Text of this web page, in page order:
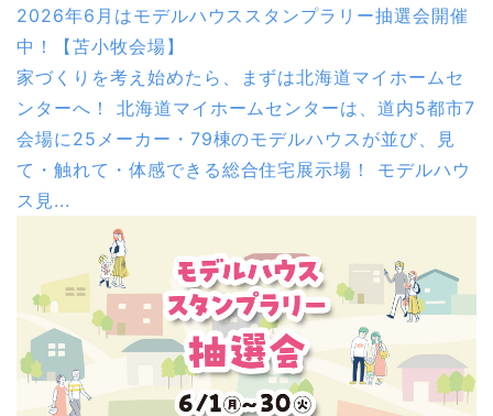
2026年6月はモデルハウススタンプラリー抽選会開催
中！【苫小牧会場】
家づくりを考え始めたら、まずは北海道マイホームセ
ンターへ！ 北海道マイホームセンターは、道内5都市7
会場に25メーカー・79棟のモデルハウスが並び、見
て・触れて・体感できる総合住宅展示場！ モデルハウ
ス見...